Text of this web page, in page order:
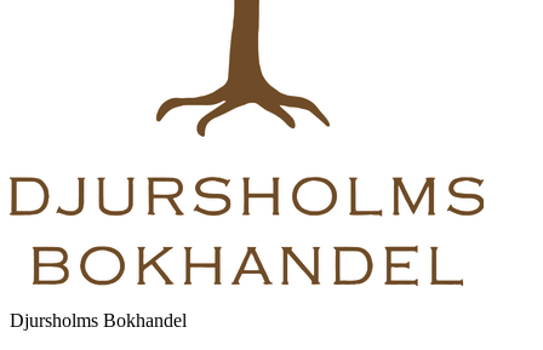
Djursholms Bokhandel